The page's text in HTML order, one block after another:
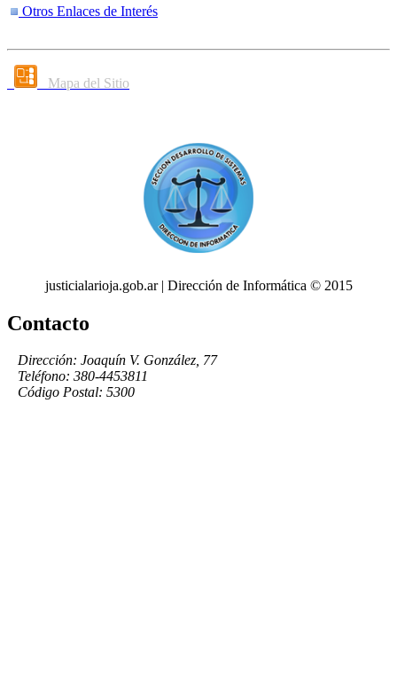
Otros Enlaces de Interés
Mapa del Sitio
justicialarioja.gob.ar | Dirección de Informática © 2015
Contacto
Dirección: Joaquín V. González, 77
Teléfono: 380-4453811
Código Postal: 5300